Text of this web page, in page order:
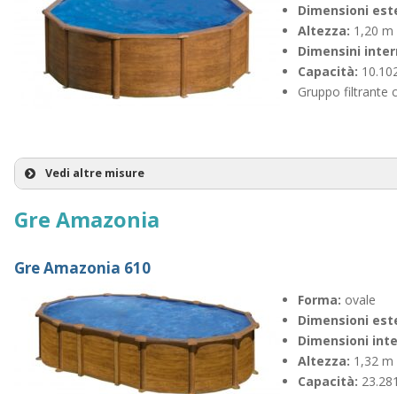
Gre Pacific 610
Forma:
Dimensioni
Dimensioni
Altezza: 1,20 m
Dimensini
Capacità:
Gruppo filtrante
Vedi altre misure
Capacità:
Gre Sicilia 500
Gre Amazonia
Gre Amazonia 610
Forma: ovale
Dimensioni
Dimensioni
Altezza: 1,32 m
Capacità: